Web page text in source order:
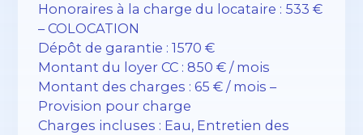
Honoraires à la charge du locataire : 533 €
– COLOCATION
Dépôt de garantie : 1570 €
Montant du loyer CC : 850 € / mois
Montant des charges : 65 € / mois –
Provision pour charge
Charges incluses : Eau, Entretien des